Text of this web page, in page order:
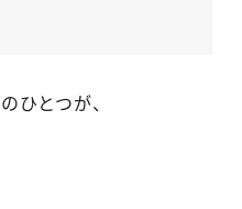
ひとつが、